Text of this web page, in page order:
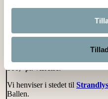
Det er ikke tilladt at have
300,- pr. værelse.
Vi henviser i stedet til
Ballen.